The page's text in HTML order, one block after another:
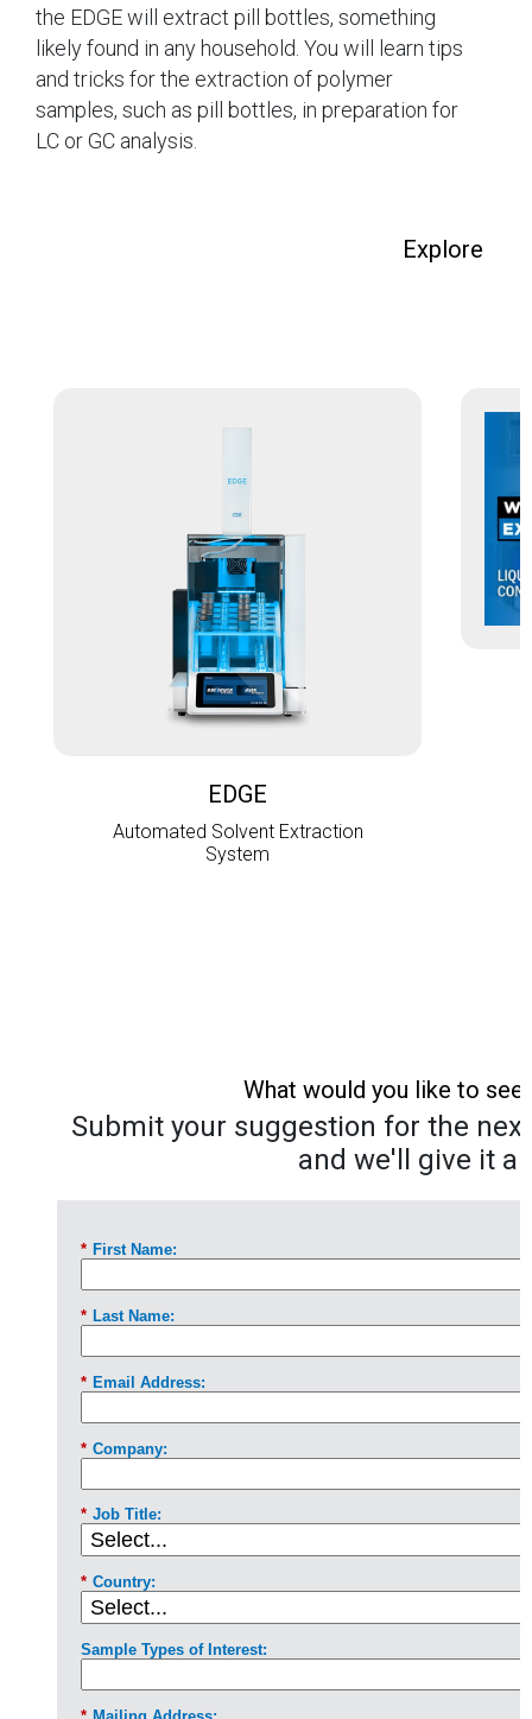
the EDGE will extract pill bottles, something
likely found in any household. You will learn tips
and tricks for the extraction of polymer
samples, such as pill bottles, in preparation for
LC or GC analysis.
Explore
EDGE
Automated Solvent Extraction
System
What would you like to
Submit your suggestion for the
and we'll give it a